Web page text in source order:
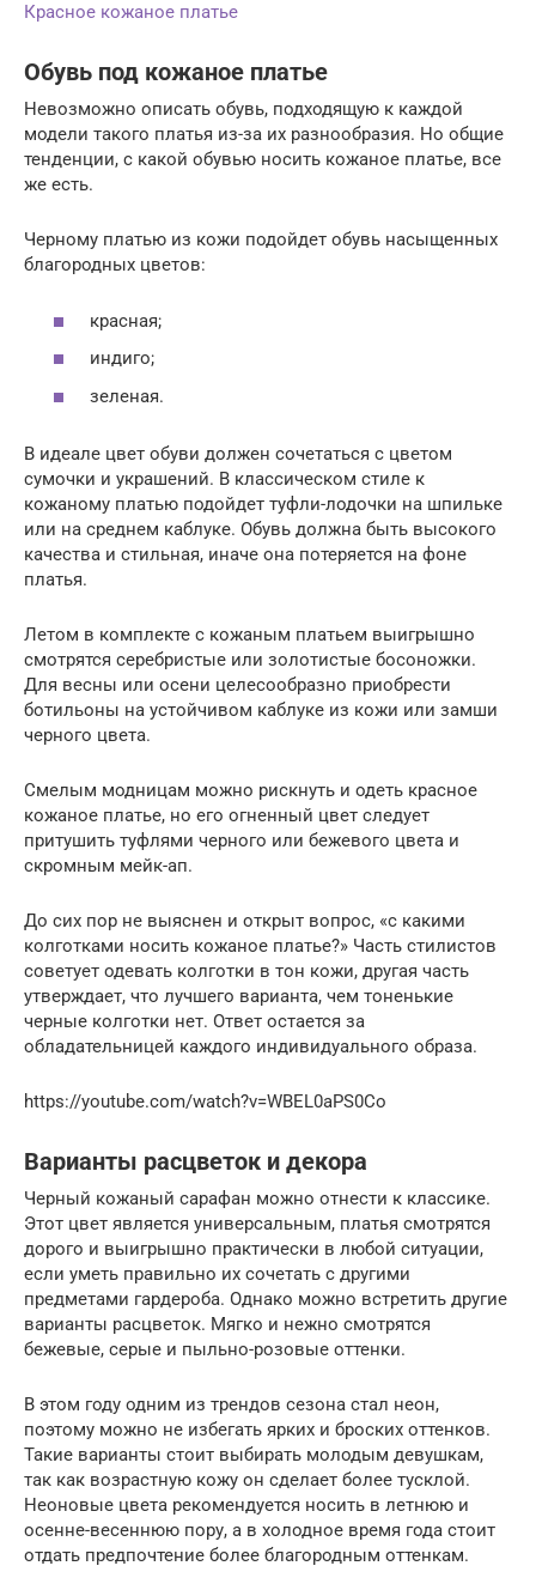
Красное кожаное платье
Обувь под кожаное платье
Невозможно описать обувь, подходящую к каждой
модели такого платья из-за их разнообразия. Но общие
тенденции, с какой обувью носить кожаное платье, все
же есть.
Черному платью из кожи подойдет обувь насыщенных
благородных цветов:
красная;
индиго;
зеленая.
В идеале цвет обуви должен сочетаться с цветом
сумочки и украшений. В классическом стиле к
кожаному платью подойдет туфли-лодочки на шпильке
или на среднем каблуке. Обувь должна быть высокого
качества и стильная, иначе она потеряется на фоне
платья.
Летом в комплекте с кожаным платьем выигрышно
смотрятся серебристые или золотистые босоножки.
Для весны или осени целесообразно приобрести
ботильоны на устойчивом каблуке из кожи или замши
черного цвета.
Смелым модницам можно рискнуть и одеть красное
кожаное платье, но его огненный цвет следует
притушить туфлями черного или бежевого цвета и
скромным мейк-ап.
До сих пор не выяснен и открыт вопрос, «с какими
колготками носить кожаное платье?» Часть стилистов
советует одевать колготки в тон кожи, другая часть
утверждает, что лучшего варианта, чем тоненькие
черные колготки нет. Ответ остается за
обладательницей каждого индивидуального образа.
https://youtube.com/watch?v=WBEL0aPS0Co
Варианты расцветок и декора
Черный кожаный сарафан можно отнести к классике.
Этот цвет является универсальным, платья смотрятся
дорого и выигрышно практически в любой ситуации,
если уметь правильно их сочетать с другими
предметами гардероба. Однако можно встретить другие
варианты расцветок. Мягко и нежно смотрятся
бежевые, серые и пыльно-розовые оттенки.
В этом году одним из трендов сезона стал неон,
поэтому можно не избегать ярких и броских оттенков.
Такие варианты стоит выбирать молодым девушкам,
так как возрастную кожу он сделает более тусклой.
Неоновые цвета рекомендуется носить в летнюю и
осенне-весеннюю пору, а в холодное время года стоит
отдать предпочтение более благородным оттенкам.